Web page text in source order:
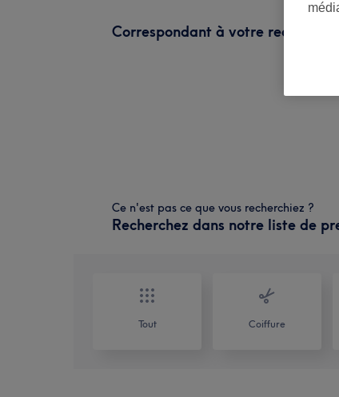
Correspondant à votre recherche
Ce n'est pas ce que vous recherchiez ?
Recherchez dans notre liste de
Tout Coiffure